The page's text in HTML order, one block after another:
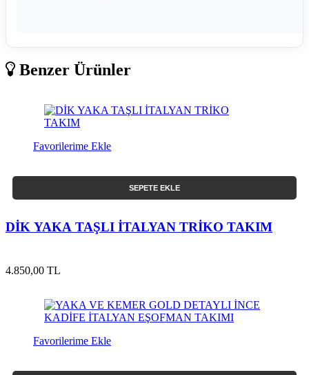
Benzer Ürünler
Favorilerime Ekle
SEPETE EKLE
DİK YAKA TAŞLI İTALYAN TRİKO TAKIM
4.850,00 TL
Favorilerime Ekle